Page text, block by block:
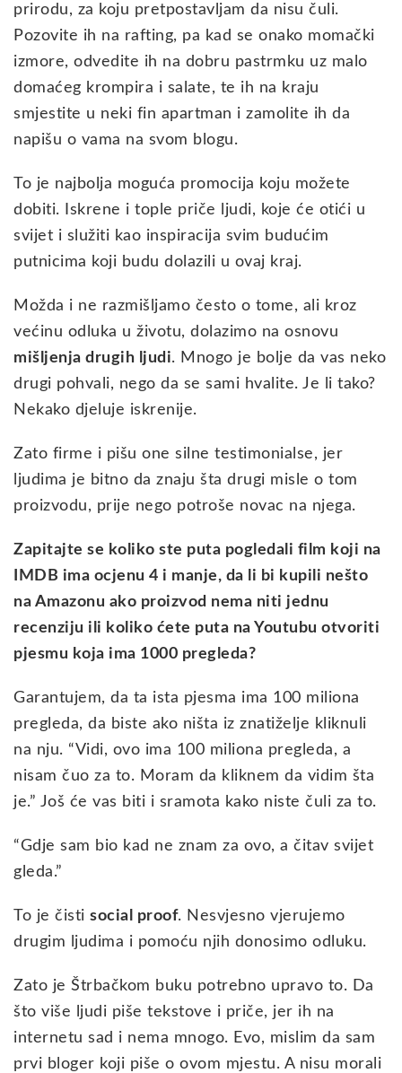
prirodu, za koju pretpostavljam da nisu čuli.
Pozovite ih na rafting, pa kad se onako momački
izmore, odvedite ih na dobru pastrmku uz malo
domaćeg krompira i salate, te ih na kraju
smjestite u neki fin apartman i zamolite ih da
napišu o vama na svom blogu.
To je najbolja moguća promocija koju možete
dobiti. Iskrene i tople priče ljudi, koje će otići u
svijet i služiti kao inspiracija svim budućim
putnicima koji budu dolazili u ovaj kraj.
Možda i ne razmišljamo često o tome, ali kroz
većinu odluka u životu, dolazimo na osnovu
mišljenja drugih ljudi. Mnogo je bolje da vas neko
drugi pohvali, nego da se sami hvalite. Je li tako?
Nekako djeluje iskrenije.
Zato firme i pišu one silne testimonialse, jer
ljudima je bitno da znaju šta drugi misle o tom
proizvodu, prije nego potroše novac na njega.
Zapitajte se koliko ste puta pogledali film koji na
IMDB ima ocjenu 4 i manje, da li bi kupili nešto
na Amazonu ako proizvod nema niti jednu
recenziju ili koliko ćete puta na Youtubu otvoriti
pjesmu koja ima 1000 pregleda?
Garantujem, da ta ista pjesma ima 100 miliona
pregleda, da biste ako ništa iz znatiželje kliknuli
na nju. “Vidi, ovo ima 100 miliona pregleda, a
nisam čuo za to. Moram da kliknem da vidim šta
je.” Još će vas biti i sramota kako niste čuli za to.
“Gdje sam bio kad ne znam za ovo, a čitav svijet
gleda.”
To je čisti social proof. Nesvjesno vjerujemo
drugim ljudima i pomoću njih donosimo odluku.
Zato je Štrbačkom buku potrebno upravo to. Da
što više ljudi piše tekstove i priče, jer ih na
internetu sad i nema mnogo. Evo, mislim da sam
prvi bloger koji piše o ovom mjestu. A nisu morali